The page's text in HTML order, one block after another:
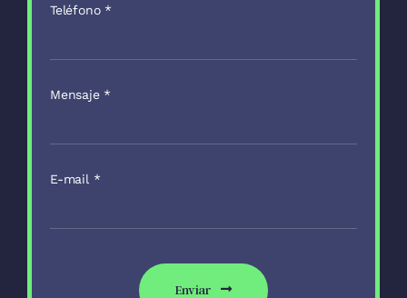
Teléfono *
Mensaje *
E-mail *
Enviar